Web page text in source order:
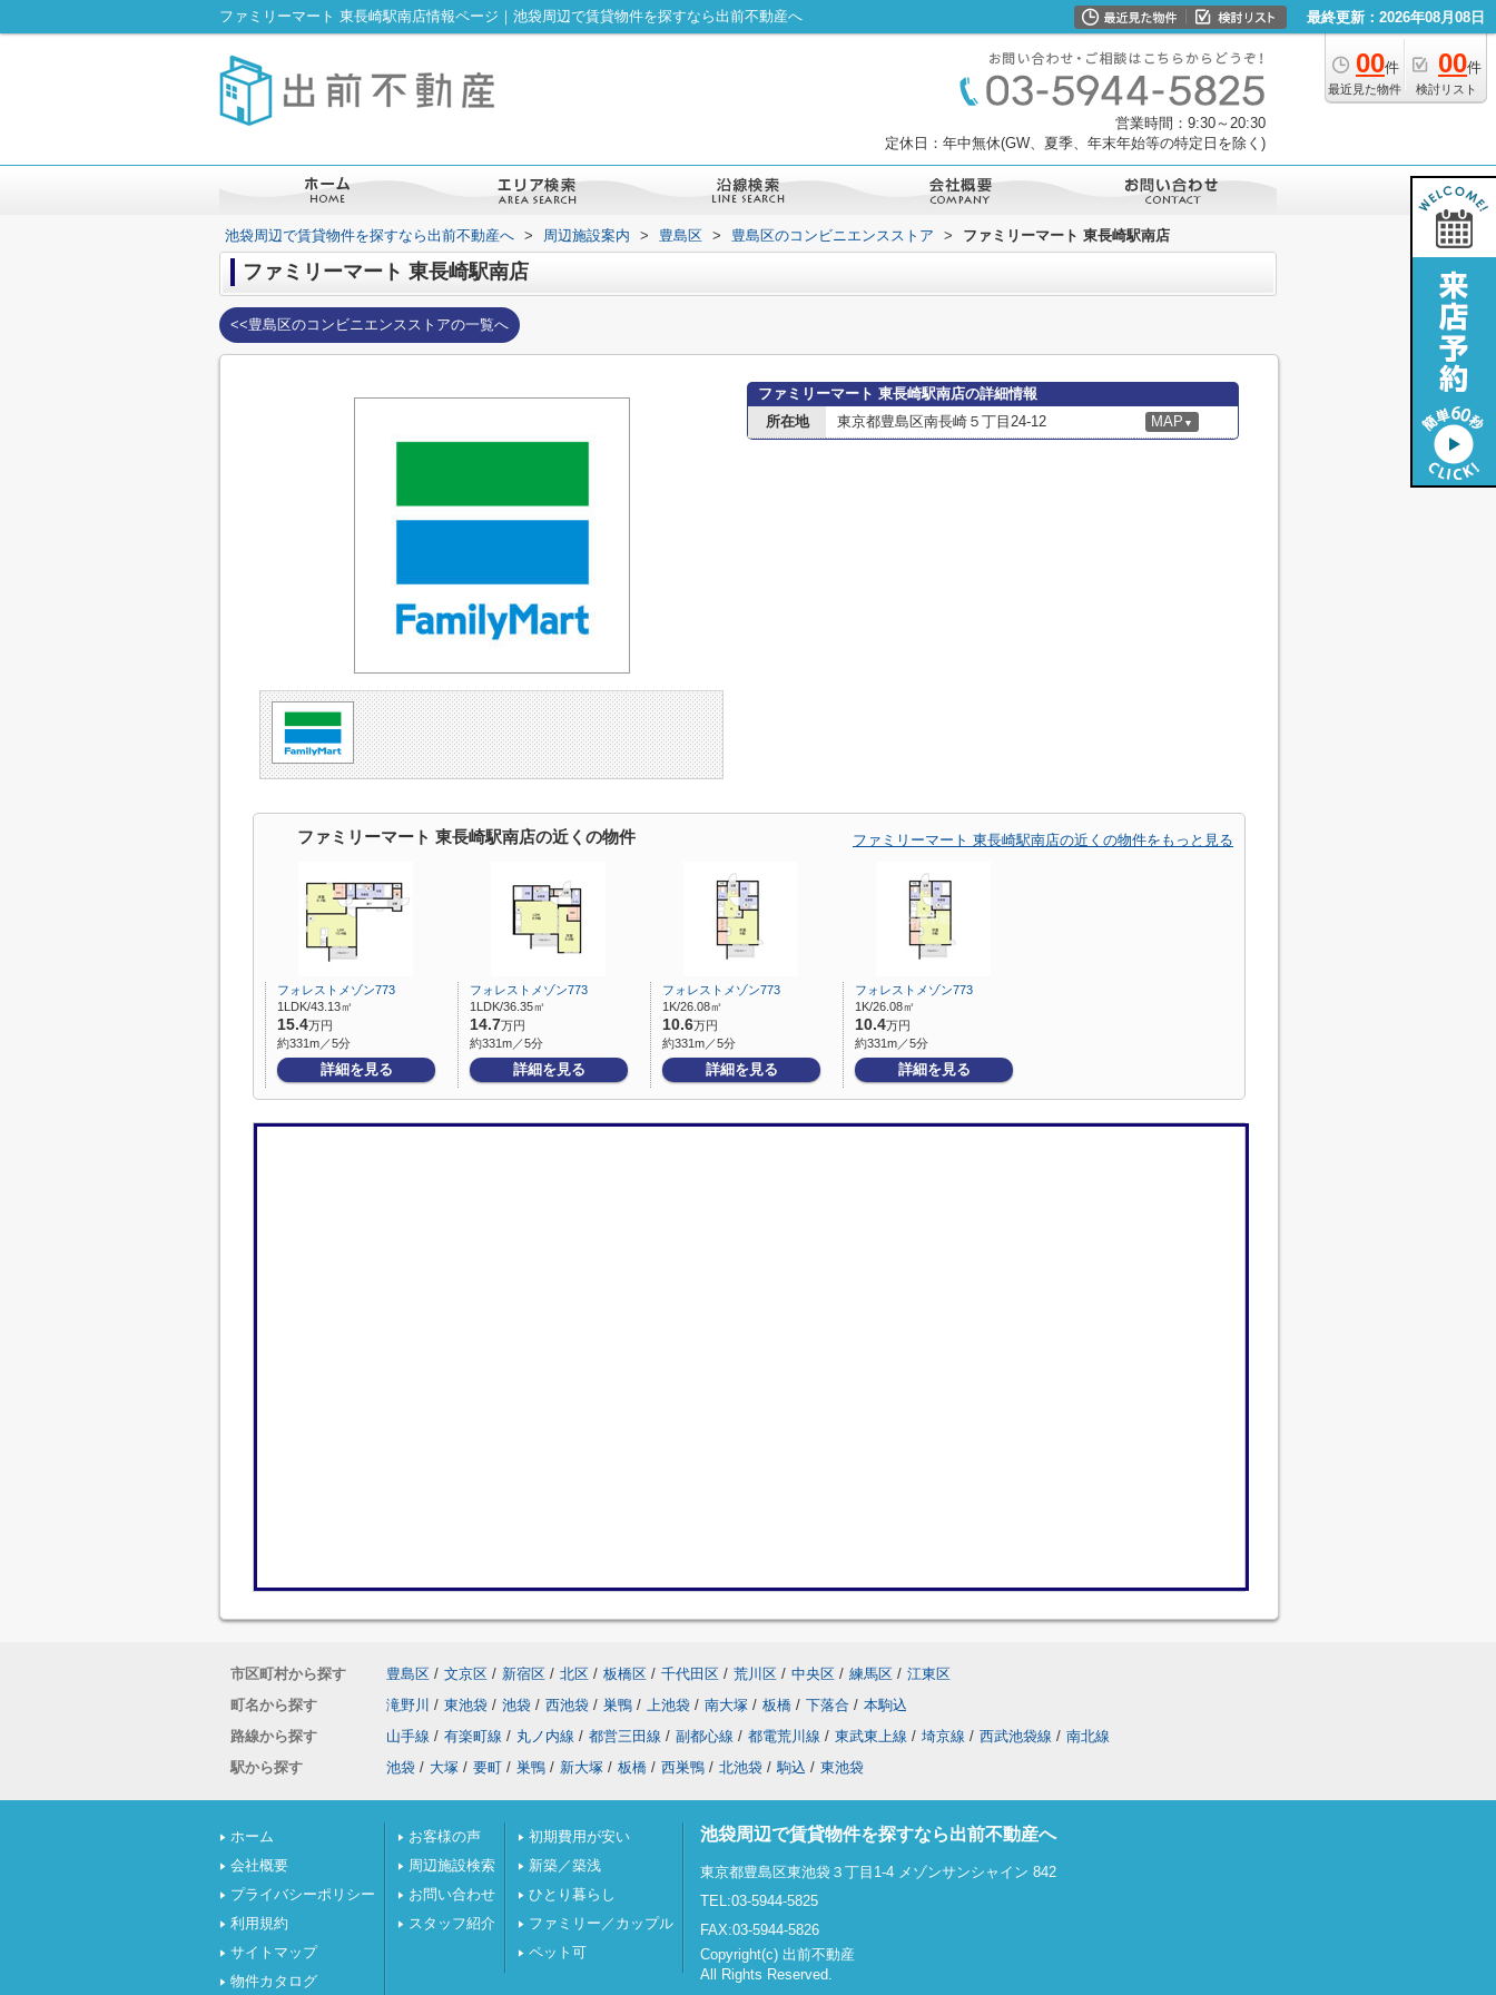
ファミリーマート 東長崎駅南店情報ページ｜池袋周辺で賃貸物件を探すなら出前不動産へ 最終更新：2026年08月08日
00件
最近見た物件
00件
検討リスト
営業時間：9:30～20:30
定休日：年中無休(GW、夏季、年末年始等の特定日を除く)
池袋周辺で賃貸物件を探すなら出前不動産へ > 周辺施設案内 > 豊島区 > 豊島区のコンビニエンスストア > ファミリーマート 東長崎駅南店
ファミリーマート 東長崎駅南店
<<豊島区のコンビニエンスストアの一覧へ
ファミリーマート 東長崎駅南店の詳細情報
所在地
東京都豊島区南長崎５丁目24-12 MAP ▼
ファミリーマート 東長崎駅南店の近くの物件 ファミリーマート 東長崎駅南店の近くの物件をもっと見る
フォレストメゾン773
1LDK/43.13㎡
15.4万円
約331m／5分
詳細を見る
フォレストメゾン773
1LDK/36.35㎡
14.7万円
約331m／5分
詳細を見る
フォレストメゾン773
1K/26.08㎡
10.6万円
約331m／5分
詳細を見る
フォレストメゾン773
1K/26.08㎡
10.4万円
約331m／5分
詳細を見る
市区町村から探す 豊島区 / 文京区 / 新宿区 / 北区 / 板橋区 / 千代田区 / 荒川区 / 中央区 / 練馬区 / 江東区
町名から探す
滝野川 / 東池袋 / 池袋 / 西池袋 / 巣鴨 / 上池袋 / 南大塚 / 板橋 / 下落合 / 本駒込
路線から探す
山手線 / 有楽町線 / 丸ノ内線 / 都営三田線 / 副都心線 / 都電荒川線 / 東武東上線 / 埼京線 / 西武池袋線 / 南北線
駅から探す
池袋 / 大塚 / 要町 / 巣鴨 / 新大塚 / 板橋 / 西巣鴨 / 北池袋 / 駒込 / 東池袋
ホーム
会社概要
プライバシーポリシー
利用規約
サイトマップ
物件カタログ
お客様の声
周辺施設検索
お問い合わせ
スタッフ紹介
初期費用が安い
新築／築浅
ひとり暮らし
ファミリー／カップル
ペット可
池袋周辺で賃貸物件を探すなら出前不動産へ
東京都豊島区東池袋３丁目1-4 メゾンサンシャイン 842
TEL:03-5944-5825
FAX:03-5944-5826
Copyright(c) 出前不動産
All Rights Reserved.